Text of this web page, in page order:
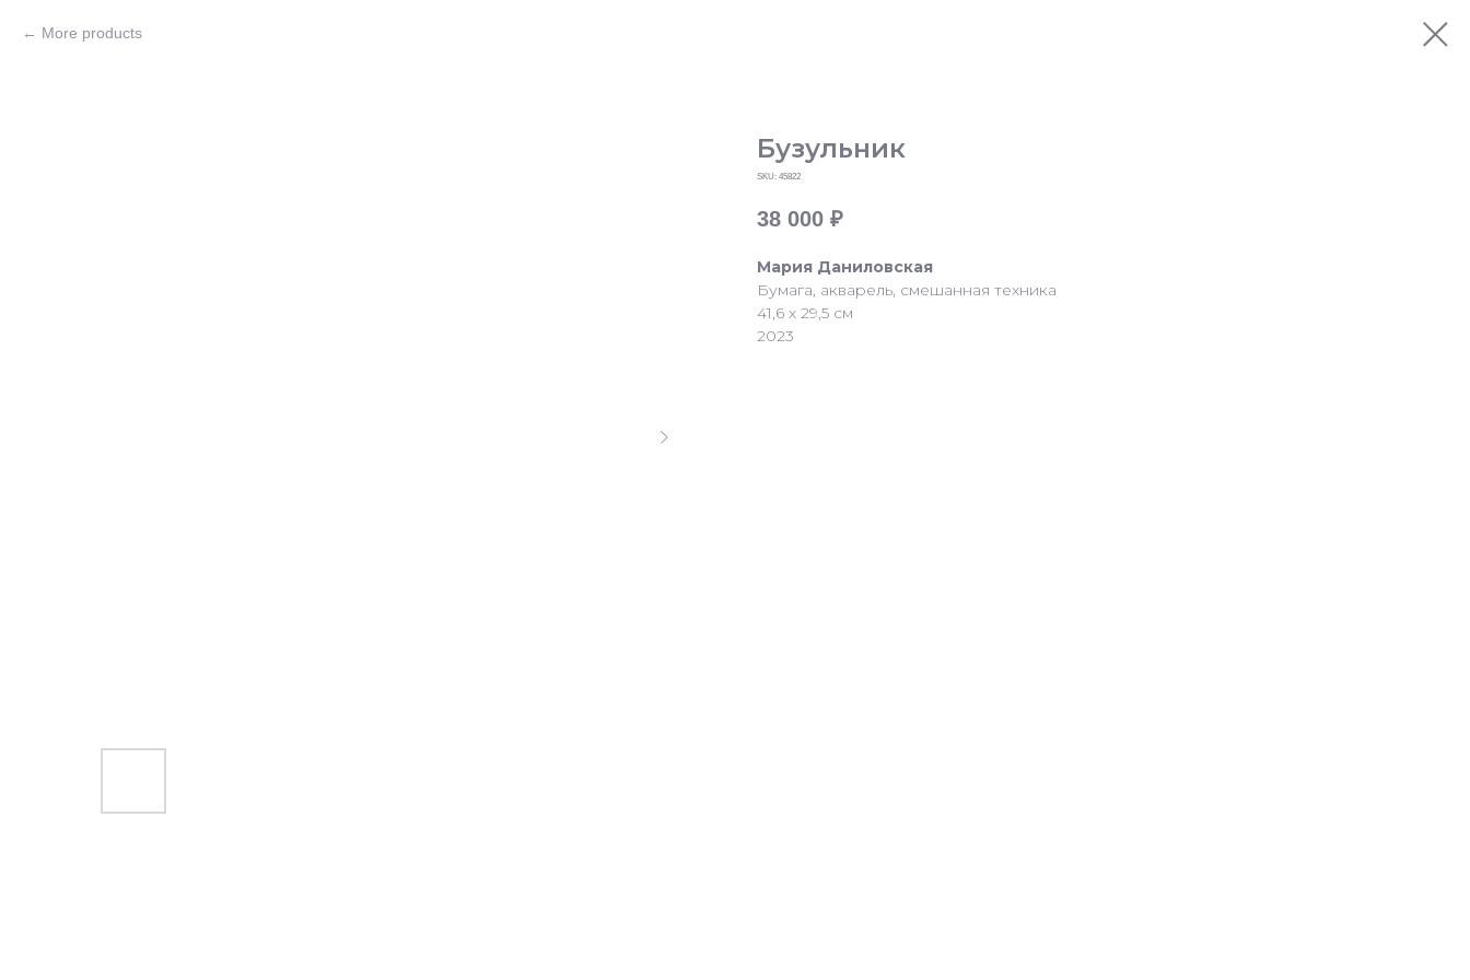
More products
Бузульник
SKU: 45822
38 000 ₽
Мария Даниловская
Бумага, акварель, смешанная техника
41,6 х 29,5 см
2023